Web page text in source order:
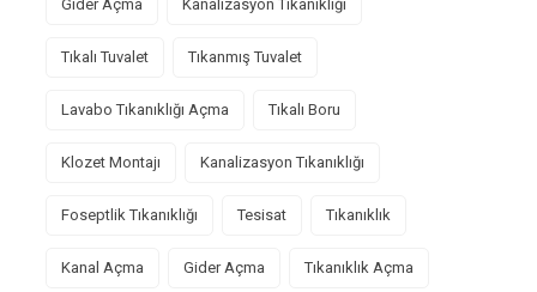
Gider Açma Kanalizasyon Tıkanıklığı
Tıkalı Tuvalet Tıkanmış Tuvalet
Lavabo Tıkanıklığı Açma Tıkalı Boru
Klozet Montajı Kanalizasyon Tıkanıklığı
Foseptlik Tıkanıklığı Tesisat Tıkanıklık
Kanal Açma Gider Açma Tıkanıklık Açma